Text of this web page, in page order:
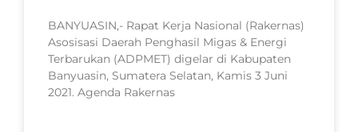
BANYUASIN,- Rapat Kerja Nasional (Rakernas)
Asosisasi Daerah Penghasil Migas & Energi
Terbarukan (ADPMET) digelar di Kabupaten
Banyuasin, Sumatera Selatan, Kamis 3 Juni
2021. Agenda Rakernas